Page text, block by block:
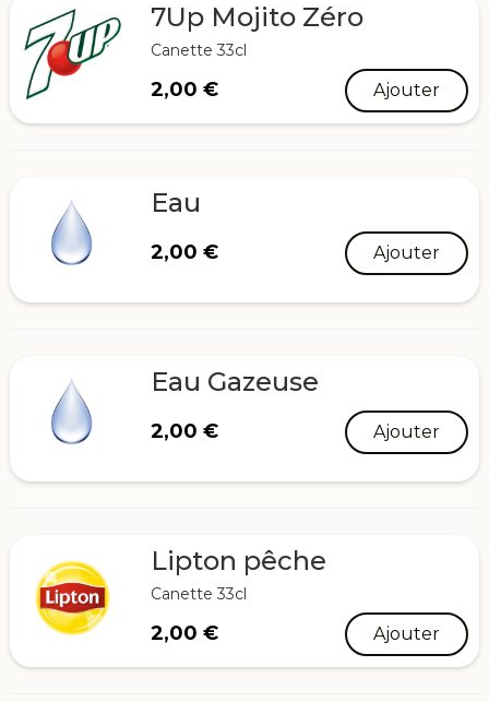
7Up Mojito Zéro
Canette 33cl
2,00 € Ajouter
Eau
2,00 € Ajouter
Eau Gazeuse
2,00 € Ajouter
Lipton pêche
Canette 33cl
2,00 € Ajouter